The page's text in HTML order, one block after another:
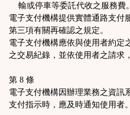
輸或停車等委託代收之服務費。
電子支付機構提供實體通路支付
第三項有關再確認之規定。
電子支付機構應依與使用者約定
之交易紀錄，並依使用者之請求
第 8 條
電子支付機構因辦理業務之資訊
支付指示時，應及時通知使用者。